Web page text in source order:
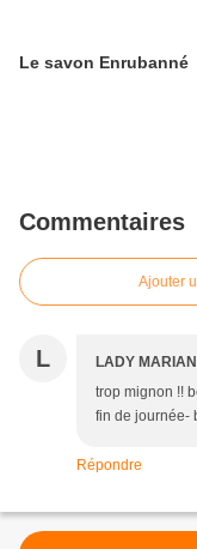
Le savon Enrubanné
Commentaires
Ajouter
L LADY
trop mignon !!
fin de journée-
Répondre